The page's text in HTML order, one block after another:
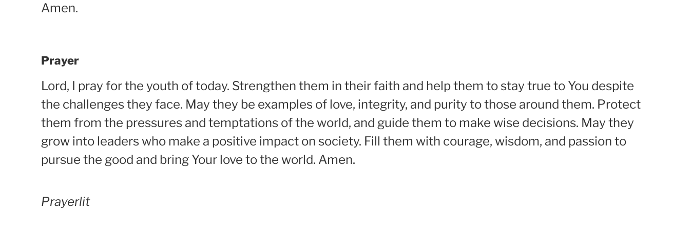
Amen.
Prayer
Lord, I pray for the youth of today. Strengthen them in their faith and help them to stay true to You despite
the challenges they face. May they be examples of love, integrity, and purity to those around them. Protect
them from the pressures and temptations of the world, and guide them to make wise decisions. May they
grow into leaders who make a positive impact on society. Fill them with courage, wisdom, and passion to
pursue the good and bring Your love to the world. Amen.
Prayerlit